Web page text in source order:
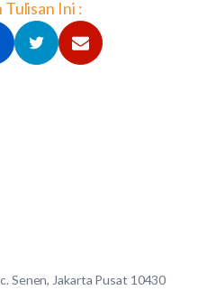
Tulisan Ini :
Senen, Jakarta Pusat 10430